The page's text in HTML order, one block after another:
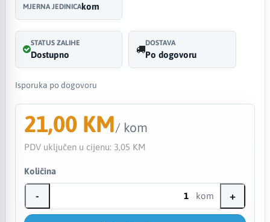
MJERNA JEDINICAkom
STATUS ZALIHE
Dostupno
DOSTAVA
Po dogovoru
Isporuka po dogovoru
21,00 KM/ kom
PDV uključen u cijenu: 3,05 KM
Količina
- kom +